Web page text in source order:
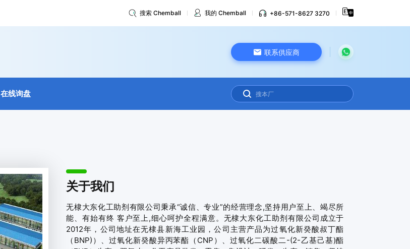
搜索 Chemball 我的 Chemball +86-571-8627 3270
联系供应商
在线询盘
关于我们
无棣大东化工助剂有限公司秉承“诚信、专业”的经营理念,坚持用户至上、竭尽所
能、有始有终 客户至上,细心呵护全程满意。无棣大东化工助剂有限公司成立于
2012年，公司地址在无棣县新海工业园，公司主营产品为过氧化新癸酸叔丁酯
（BNP)）、过氧化新癸酸异丙苯酯（CNP）、过氧化二碳酸二-(2-乙基己基)酯